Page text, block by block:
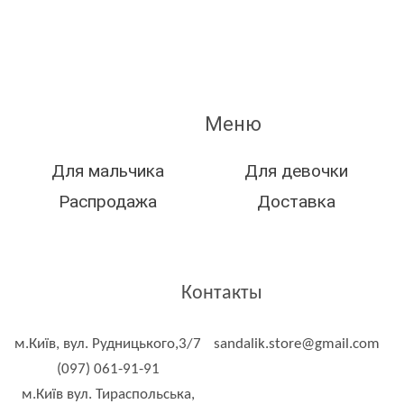
Меню
Для мальчика
Для девочки
Распродажа
Доставка
Контакты
м.Київ, вул. Рудницького,3/7
(097) 061-91-91
м.Київ вул. Тираспольська,
sandalik.store@gmail.com